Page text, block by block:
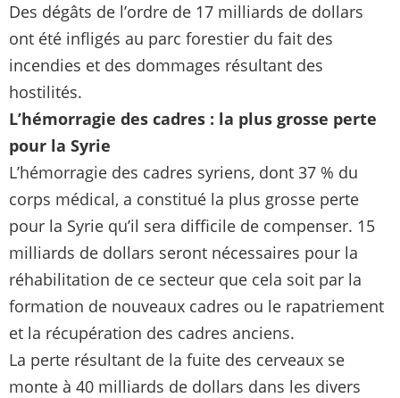
Des dégâts de l’ordre de 17 milliards de dollars
ont été infligés au parc forestier du fait des
incendies et des dommages résultant des
hostilités.
L’hémorragie des cadres : la plus grosse perte
pour la Syrie
L’hémorragie des cadres syriens, dont 37 % du
corps médical, a constitué la plus grosse perte
pour la Syrie qu’il sera difficile de compenser. 15
milliards de dollars seront nécessaires pour la
réhabilitation de ce secteur que cela soit par la
formation de nouveaux cadres ou le rapatriement
et la récupération des cadres anciens.
La perte résultant de la fuite des cerveaux se
monte à 40 milliards de dollars dans les divers